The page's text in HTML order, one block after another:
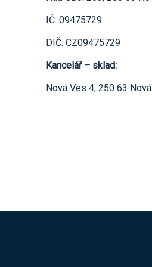
IČ: 09475729
DIČ: CZ09475729
Kancelář – sklad:
Nová Ves 4, 250 63